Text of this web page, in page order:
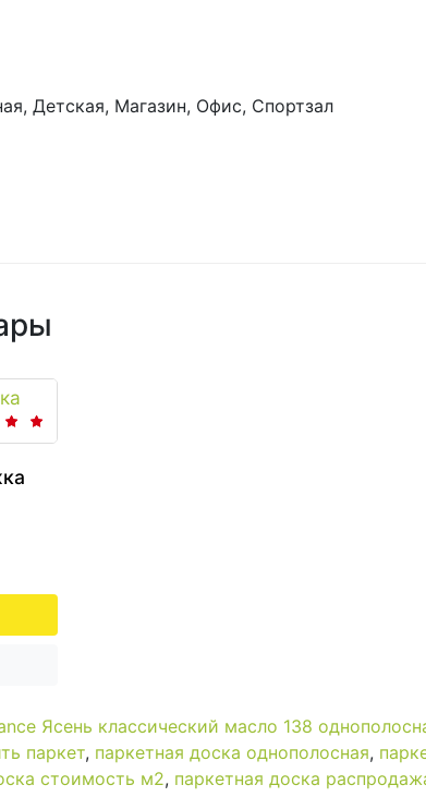
Детская, Магазин, Офис, Спортзал
Ясень классический масло 138
паркет, паркетная доска однополосная,
стоимость м2, паркетная доска